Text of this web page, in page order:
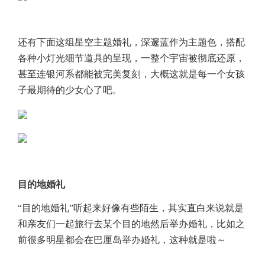
还有下面这组星空主题婚礼，深邃蓝作为主题色，搭配
各种小灯光细节道具的呈现，一整个宇宙被彻底还原，
甚至连银河系都能被完美复刻，大概这就是每一个女孩
子最期待的少女心了吧。
目的地婚礼
“目的地婚礼”听起来好像有些陌生，其实直白来说就是
和亲友们一起旅行去某个目的地然后举办婚礼，比如之
前很多明星都会在巴厘岛举办婚礼，这种就是啦～